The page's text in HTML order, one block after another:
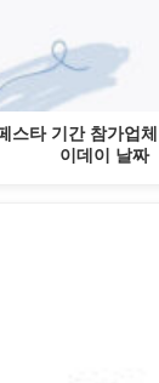
스타 기간 참가업
이데이 날짜